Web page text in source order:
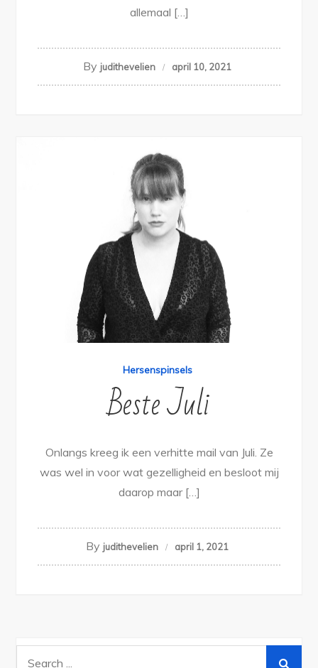
allemaal […]
By judithevelien april 10, 2021
Hersenspinsels
Beste Juli
Onlangs kreeg ik een verhitte mail van Juli. Ze
was wel in voor wat gezelligheid en besloot mij
daarop maar […]
By judithevelien april 1, 2021